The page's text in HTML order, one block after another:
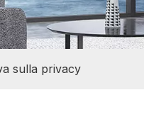
sulla privacy